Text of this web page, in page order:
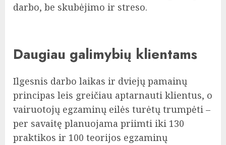
darbo, be skubėjimo ir streso.
Daugiau galimybių klientams
Ilgesnis darbo laikas ir dviejų pamainų
principas leis greičiau aptarnauti klientus, o
vairuotojų egzaminų eilės turėtų trumpėti –
per savaitę planuojama priimti iki 130
praktikos ir 100 teorijos egzaminų